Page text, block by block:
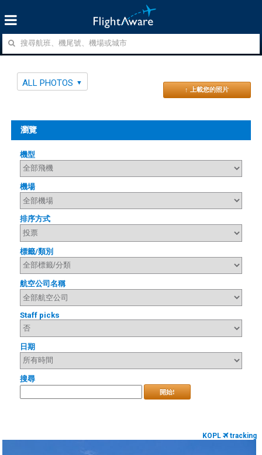
ALL PHOTOS
↑ 上載您的照片
瀏覽
機型
機場
排序方式
標籤/類別
航空公司名稱
Staff picks
日期
搜尋
開始!
KOPL tracking